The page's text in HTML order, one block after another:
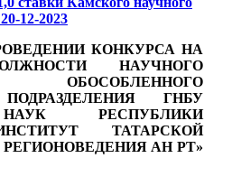
12-2023
КОНКУРСА НА
НАУЧНОГО
ОБОСОБЛЕННОГО
ГНБУ
РЕСПУБЛИКИ
ТАТАРСКОЙ
АН РТ»